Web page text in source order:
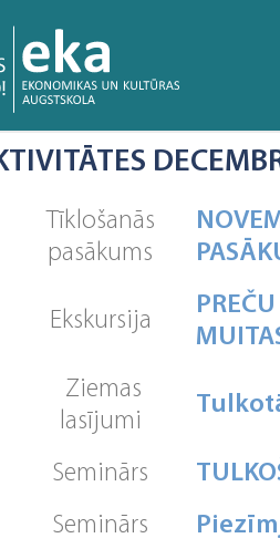
Tīklošanās
pasākums
Ekskursija
Ziemas
lasījumi
Seminārs
Seminārs